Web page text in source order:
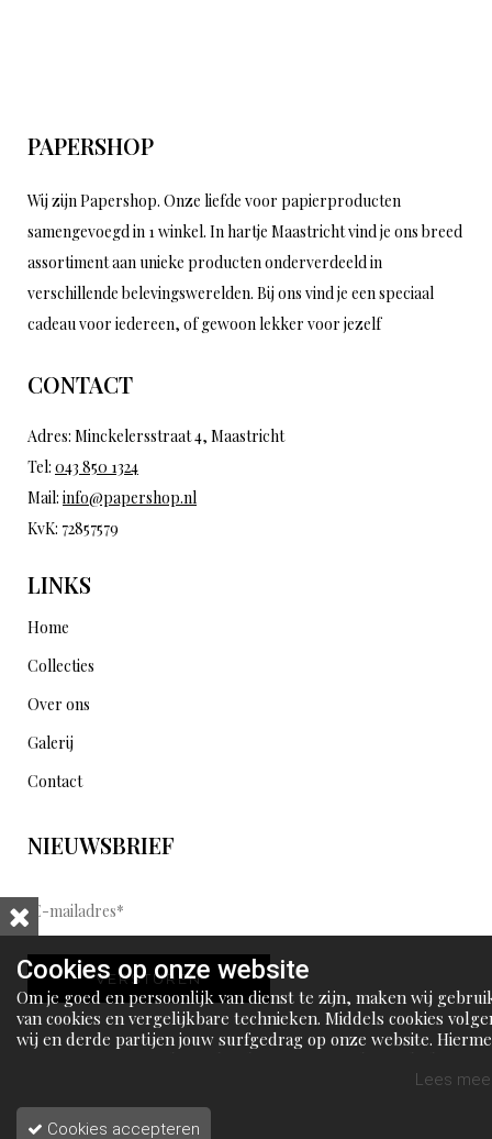
PAPERSHOP
Wij zijn Papershop. Onze liefde voor papierproducten
samengevoegd in 1 winkel. In hartje Maastricht vind je ons breed
assortiment aan unieke producten onderverdeeld in
verschillende belevingswerelden. Bij ons vind je een speciaal
cadeau voor iedereen, of gewoon lekker voor jezelf
CONTACT
Adres: Minckelersstraat 4, Maastricht
Tel: 043 850 1324
Mail: info@papershop.nl
KvK: 72857579
LINKS
Home
Collecties
Over ons
Galerij
Contact
NIEUWSBRIEF
E
-
m
a
i
l
d
VERSTUREN
Cookies op onze website
Om je goed en persoonlijk van dienst te zijn, maken wij
van cookies en vergelijkbare technieken. Middels cookies
wij en derde partijen jouw surfgedrag op onze website.
Lees
Cookies accepteren